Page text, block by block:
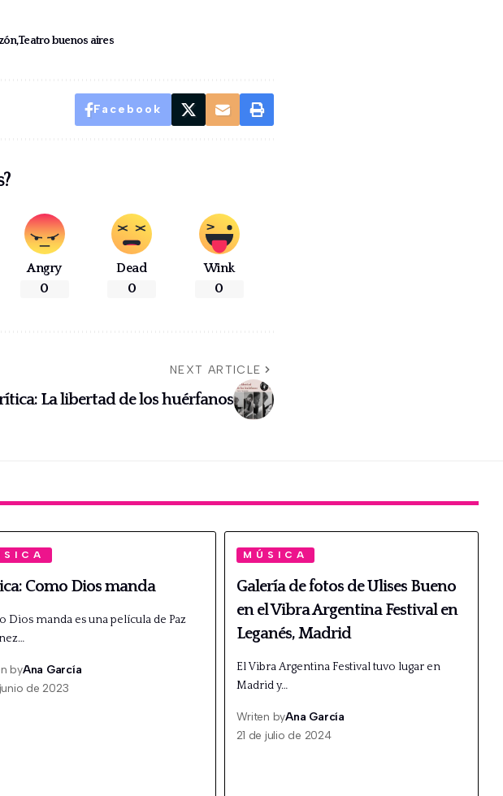
Teatro buenos aires
Facebook
Angry
0
Dead
0
Wink
0
NEXT ARTICLE
La libertad de los huérfanos
Como Dios manda
Dios manda es una película de Paz
byAna García
de 2023
MÚSICA
Galería de fotos de Ulises Bueno
en el Vibra Argentina Festival en
Leganés, Madrid
El Vibra Argentina Festival tuvo lugar en
Madrid y…
Writen byAna García
21 de julio de 2024